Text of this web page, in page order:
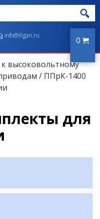
info@iligan.ru 0
к высоковольтному
/ ППрК-1400
для